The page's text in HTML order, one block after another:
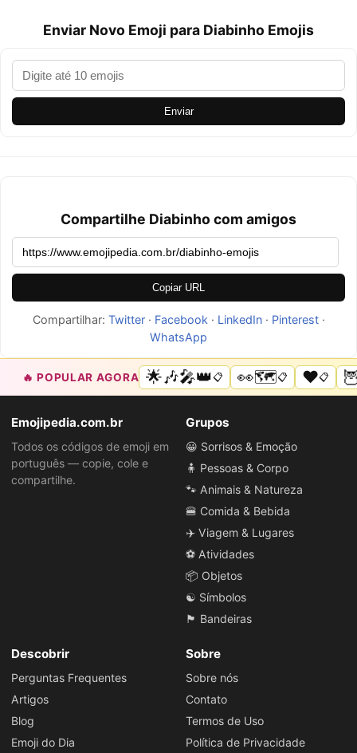
Enviar Novo Emoji para Diabinho Emojis
Enviar
Compartilhe Diabinho com amigos
Copiar URL
Compartilhar: Twitter· Facebook · LinkedIn· Pinterest·
WhatsApp
🔥 POPULAR AGORA 🌟🎶🎤👑📋 👀🗺️📋 ❤️📋
Emojipedia.com.br
Todos os códigos de emoji em
português — copie, cole e
compartilhe.
Grupos
😀 Sorrisos & Emoção
🧍 Pessoas & Corpo
🐾 Animais & Natureza
🍔 Comida & Bebida
✈️ Viagem & Lugares
⚽ Atividades
📦 Objetos
☯️ Símbolos
🏴 Bandeiras
Descobrir
Perguntas Frequentes
Artigos
Blog
Emoji do Dia
Sobre
Sobre nós
Contato
Termos de Uso
Política de Privacidade